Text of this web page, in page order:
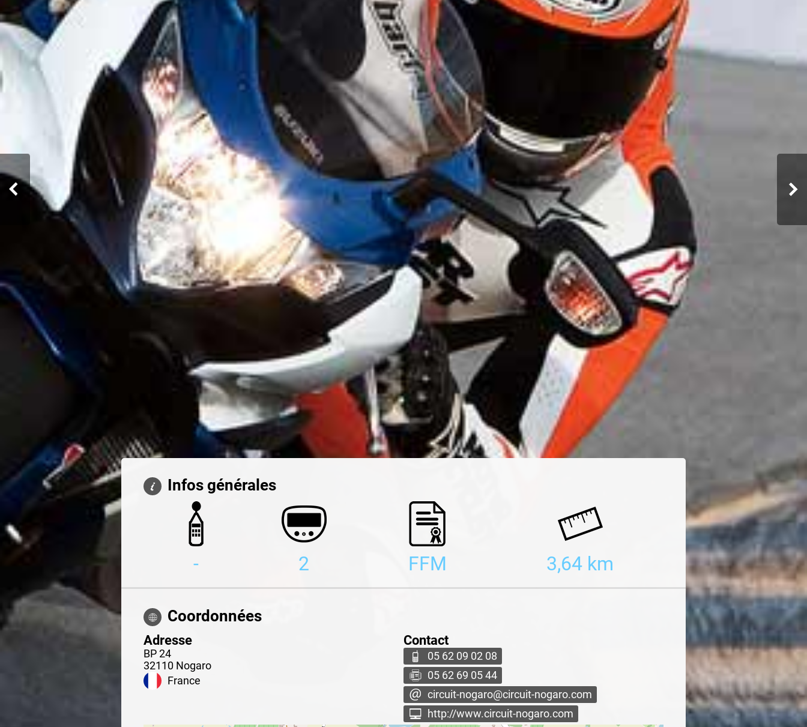
Infos générales
- 2 FFM 3,64 km
Coordonnées
Adresse
BP 24
32110 Nogaro
France
Contact
05 62 09 02 08
05 62 69 05 44
circuit-nogaro@circuit-nogaro.com
http://www.circuit-nogaro.com